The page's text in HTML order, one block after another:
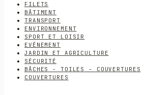
FILETS
BÂTIMENT
TRANSPORT
ENVIRONNEMENT
SPORT ET LOISIR
EVÉNEMENT
JARDIN ET AGRICULTURE
SÉCURITÉ
BÂCHES - TOILES - COUVERTURES
COUVERTURES